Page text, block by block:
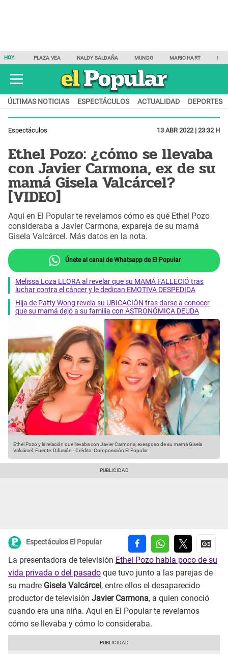
HOY: PLAZA VEA NALDY SALDAÑA MUNDO MARIO HART
ÚLTIMAS NOTICIAS ESPECTÁCULOS ACTUALIDAD DEPORTES
Espectáculos 13 ABR 2022 | 23:32 H
Ethel Pozo: ¿cómo se llevaba
con Javier Carmona, ex de su
mamá Gisela Valcárcel?
[VIDEO]
Aquí en El Popular te revelamos cómo es qué Ethel Pozo
consideraba a Javier Carmona, expareja de su mamá
Gisela Valcárcel. Más datos en la nota.
Únete al canal de Whatsapp de El Popular
Melissa Loza LLORA al revelar que su MAMÁ FALLECIÓ tras
luchar contra el cáncer y le dedican EMOTIVA DESPEDIDA
Hija de Patty Wong revela su UBICACIÓN tras darse a conocer
que su mamá dejó a su familia con ASTRONÓMICA DEUDA
Ethel Pozo y la relación que llevaba con Javier Carmona, exesposo de su mamá Gisela
Valcárcel. Fuente: Difusión -Crédito: Composición El Popular.
Espectáculos El Popular
La presentadora de televisión Ethel Pozo habla poco de su
vida privada o del pasado que tuvo junto a las parejas de
su madre Gisela Valcárcel , entre ellos el desaparecido
productor de televisión Javier Carmona, a quien conoció
cuando era una niña. Aquí en El Popular te revelamos
cómo se llevaba y cómo lo consideraba.